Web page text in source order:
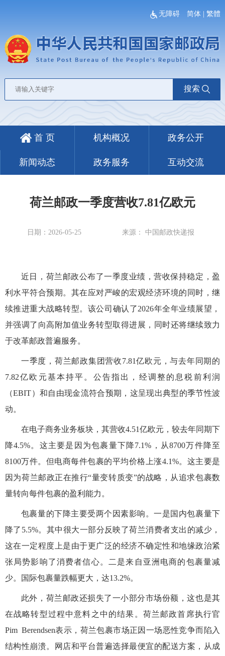
无障碍 简体 |繁體
搜索
首 页 机构概况 政务公开
新闻动态 政务服务 互动交流
荷兰邮政一季度营收7.81亿欧元
日期：2026-05-25 来源： 中国邮政快递报
近日，荷兰邮政公布了一季度业绩，营收保持稳定，盈
利水平符合预期。其在应对严峻的宏观经济环境的同时，继
续推进重大战略转型。该公司确认了2026年全年业绩展望，
并强调了向高附加值业务转型取得进展，同时还将继续致力
于改革邮政普遍服务。
一季度，荷兰邮政集团营收7.81亿欧元，与去年同期的
7.82亿欧元基本持平。公告指出，经调整的息税前利润
（EBIT）和自由现金流符合预期，这呈现出典型的季节性波
动。
在电子商务业务板块，其营收4.51亿欧元，较去年同期下
降4.5%。这主要是因为包裹量下降7.1%，从8700万件降至
8100万件。但电商每件包裹的平均价格上涨4.1%。这主要是
因为荷兰邮政正在推行“量变转质变”的战略，从追求包裹数
量转向每件包裹的盈利能力。
包裹量的下降主要受两个因素影响。一是国内包裹量下
降了5.5%。其中很大一部分反映了荷兰消费者支出的减少，
这在一定程度上是由于更广泛的经济不确定性和地缘政治紧
张局势影响了消费者信心。二是来自亚洲电商的包裹量减
少。国际包裹量跌幅更大，达13.2%。
此外，荷兰邮政还损失了一小部分市场份额，这也是其
在战略转型过程中意料之中的结果。荷兰邮政首席执行官
Pim Berendsen表示，荷兰包裹市场正因一场恶性竞争而陷入
结构性崩溃。网店和平台普遍选择最便宜的配送方案，从成